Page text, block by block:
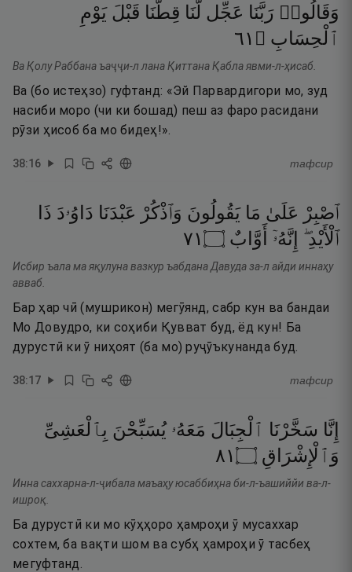
وَقَالُوا۟ رَبَّنَا عَجِّل لَّنَا قِطَّنَا قَبْلَ يَوْمِ
ٱلْحِسَابِ ۝ ١٦
Ва Қолу Раббана ъаҷҷи-л лана Қиттана Қабла явми-л-ҳисаб.
Ва (бо истеҳзо) гуфтанд: «Эй Парвардигори мо, зуд
насиби моро (чи ки бошад) пеш аз фаро расидани
рӯзи ҳисоб ба мо бидеҳ!».
38:16 тафсир
ٱصْبِرْ عَلَىٰ مَا يَقُولُونَ وَٱذْكُرْ عَبْدَنَا دَاوُۥدَ ذَا
ٱلْأَيْدِ ۖ إِنَّهُۥٓ أَوَّابٌ ۝١٧
Исбир ъала ма яқулуна вазкур ъабдана Давуда за-л айди иннаҳу
авваб.
Бар ҳар чӣ (мушрикон) мегӯянд, сабр кун ва бандаи
Мо Довудро, ки соҳиби Қувват буд, ёд кун! Ба
дурустӣ ки ӯ ниҳоят (ба мо) руҷӯъкунанда буд.
38:17 тафсир
إِنَّا سَخَّرْنَا ٱلْجِبَالَ مَعَهُۥ يُسَبِّحْنَ بِٱلْعَشِىِّ
وَٱلْإِشْرَاقِ ۝١٨
Инна саххарна-л-ҷибала маъаҳу юсаббиҳна би-л-ъашиййи ва-л-
ишроқ.
Ба дурустӣ ки мо кӯҳҳоро ҳамроҳи ӯ мусаххар
сохтем, ба вақти шом ва субҳ ҳамроҳи ӯ тасбеҳ
мегуфтанд.